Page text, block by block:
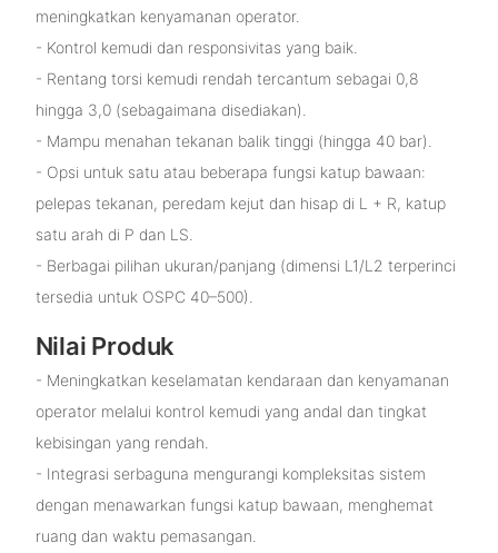
meningkatkan kenyamanan operator.
- Kontrol kemudi dan responsivitas yang baik.
- Rentang torsi kemudi rendah tercantum sebagai 0,8
hingga 3,0 (sebagaimana disediakan).
- Mampu menahan tekanan balik tinggi (hingga 40 bar).
- Opsi untuk satu atau beberapa fungsi katup bawaan:
pelepas tekanan, peredam kejut dan hisap di L + R, katup
satu arah di P dan LS.
- Berbagai pilihan ukuran/panjang (dimensi L1/L2 terperinci
tersedia untuk OSPC 40–500).
Nilai Produk
- Meningkatkan keselamatan kendaraan dan kenyamanan
operator melalui kontrol kemudi yang andal dan tingkat
kebisingan yang rendah.
- Integrasi serbaguna mengurangi kompleksitas sistem
dengan menawarkan fungsi katup bawaan, menghemat
ruang dan waktu pemasangan.